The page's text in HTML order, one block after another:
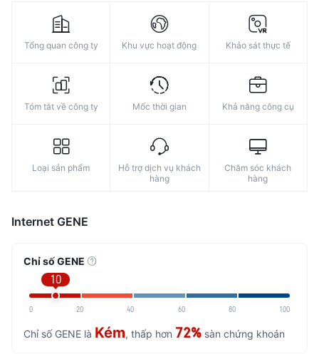
Tổng quan công ty Khu vực hoạt động Khảo sát thực tế
Tóm tắt về công ty Mốc thời gian Khả năng công cụ
Loại sản phẩm
Hỗ trợ dịch vụ khách
hàng
Chăm sóc khách
hàng
Internet GENE
Chỉ số GENE
10
0 20 40 60 80 100
Chỉ số GENE là Kém, thấp hơn 72% sàn chứng khoán